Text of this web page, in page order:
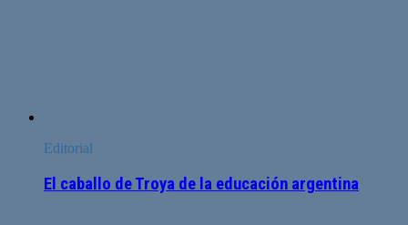
Editorial
El caballo de Troya de la educación argentina